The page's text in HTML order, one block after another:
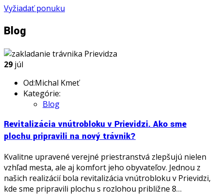
Vyžiadať ponuku
Blog
29 júl
Od:Michal Kmeť
Kategórie:
Blog
Revitalizácia vnútrobloku v Prievidzi. Ako sme
plochu pripravili na nový trávnik?
Kvalitne upravené verejné priestranstvá zlepšujú nielen
vzhľad mesta, ale aj komfort jeho obyvateľov. Jednou z
našich realizácií bola revitalizácia vnútrobloku v Prievidzi,
kde sme pripravili plochu s rozlohou približne 8…